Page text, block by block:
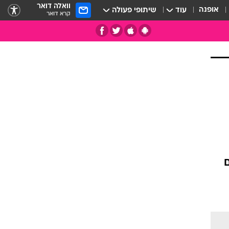
אופנה עוד שיתופי פעולה וואלה דואר
קרא דואר